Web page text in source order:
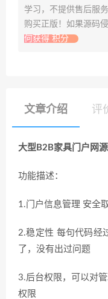
学习，不提供售后服
购买正版！如果源码
何获得 积分
文章介绍 评
大型B2B家具门户网
功能描述：
1.门户信息管理 安全
2.稳定性 每句代码经
了，没有出过问题
3.后台权限，可以对
权限